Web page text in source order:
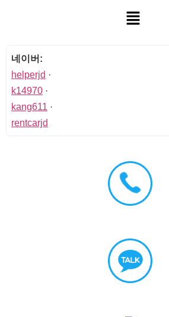
네이버:
helperjd ·
k14970 ·
kang611 ·
rentcarjd